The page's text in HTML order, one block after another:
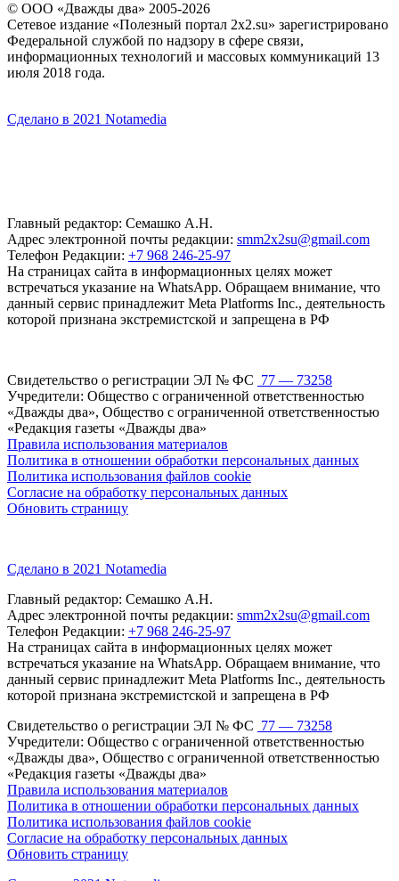
© ООО «Дважды два» 2005-2026
Сетевое издание «Полезный портал 2x2.su» зарегистрировано
Федеральной службой по надзору в сфере связи,
информационных технологий и массовых коммуникаций 13
июля 2018 года.
Сделано в 2021 Notamedia
Главный редактор: Семашко А.Н.
Адрес электронной почты редакции: smm2x2su@gmail.com
Телефон Редакции: +7 968 246-25-97
На страницах сайта в информационных целях может
встречаться указание на WhatsApp. Обращаем внимание, что
данный сервис принадлежит Meta Platforms Inc., деятельность
которой признана экстремистской и запрещена в РФ
Свидетельство о регистрации ЭЛ № ФС 77 — 73258
Учредители: Общество с ограниченной ответственностью
«Дважды два», Общество с ограниченной ответственностью
«Редакция газеты «Дважды два»
Правила использования материалов
Политика в отношении обработки персональных данных
Политика использования файлов cookie
Согласие на обработку персональных данных
Обновить страницу
Сделано в 2021 Notamedia
Главный редактор: Семашко А.Н.
Адрес электронной почты редакции: smm2x2su@gmail.com
Телефон Редакции: +7 968 246-25-97
На страницах сайта в информационных целях может
встречаться указание на WhatsApp. Обращаем внимание, что
данный сервис принадлежит Meta Platforms Inc., деятельность
которой признана экстремистской и запрещена в РФ
Свидетельство о регистрации ЭЛ № ФС 77 — 73258
Учредители: Общество с ограниченной ответственностью
«Дважды два», Общество с ограниченной ответственностью
«Редакция газеты «Дважды два»
Правила использования материалов
Политика в отношении обработки персональных данных
Политика использования файлов cookie
Согласие на обработку персональных данных
Обновить страницу